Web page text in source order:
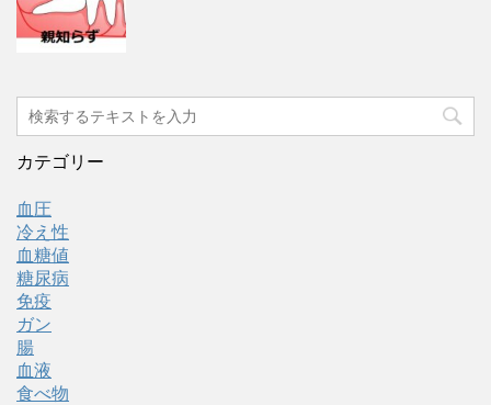
カテゴリー
血圧
冷え性
血糖値
糖尿病
免疫
ガン
腸
血液
食べ物